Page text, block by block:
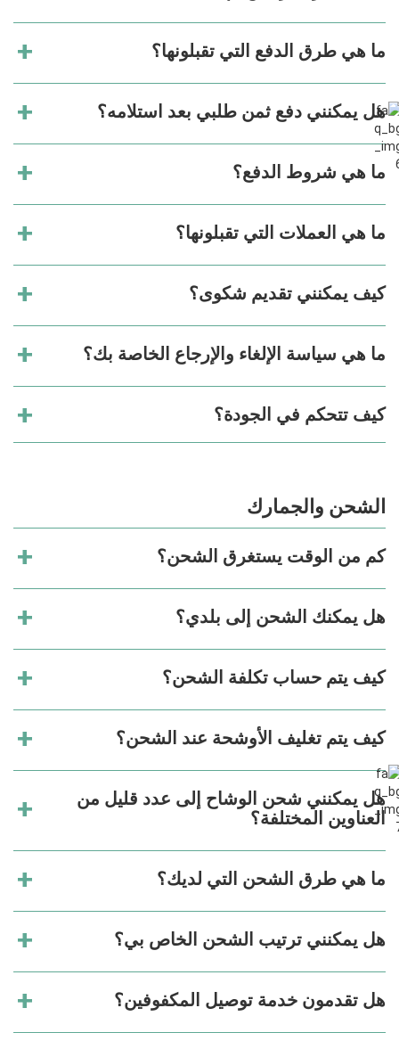
ما هي طرق الدفع التي تقبلونها؟
هل يمكنني دفع ثمن طلبي بعد استلامه؟
ما هي شروط الدفع؟
ما هي العملات التي تقبلونها؟
كيف يمكنني تقديم شكوى؟
ما هي سياسة الإلغاء والإرجاع الخاصة بك؟
كيف تتحكم في الجودة؟
الشحن والجمارك
كم من الوقت يستغرق الشحن؟
هل يمكنك الشحن إلى بلدي؟
كيف يتم حساب تكلفة الشحن؟
كيف يتم تغليف الأوشحة عند الشحن؟
هل يمكنني شحن الوشاح إلى عدد قليل من
العناوين المختلفة؟
ما هي طرق الشحن التي لديك؟
هل يمكنني ترتيب الشحن الخاص بي؟
هل تقدمون خدمة توصيل المكفوفين؟